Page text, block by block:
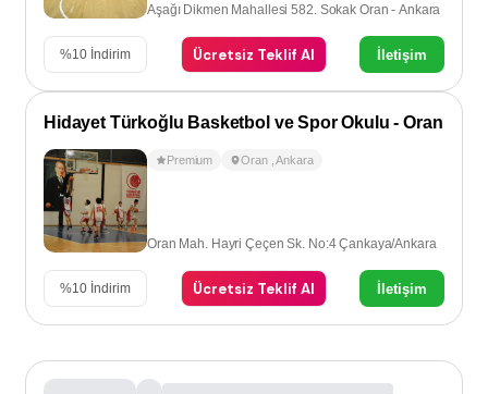
Aşağı Dikmen Mahallesi 582. Sokak Oran - Ankara
%10 İndirim Ücretsiz Teklif Al İletişim
Hidayet Türkoğlu Basketbol ve Spor Okulu - Oran
Premium Oran ,Ankara
Oran Mah. Hayri Çeçen Sk. No:4 Çankaya/Ankara
%10 İndirim Ücretsiz Teklif Al İletişim